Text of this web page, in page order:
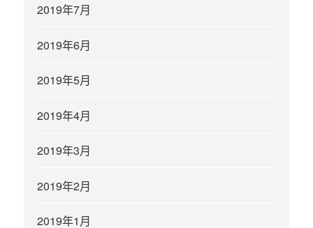
2019年7月
2019年6月
2019年5月
2019年4月
2019年3月
2019年2月
2019年1月